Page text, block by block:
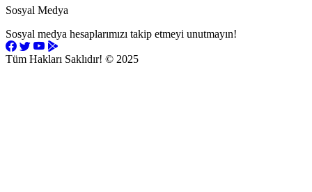
Sosyal Medya
Sosyal medya hesaplarımızı takip etmeyi unutmayın!
Tüm Hakları Saklıdır! © 2025